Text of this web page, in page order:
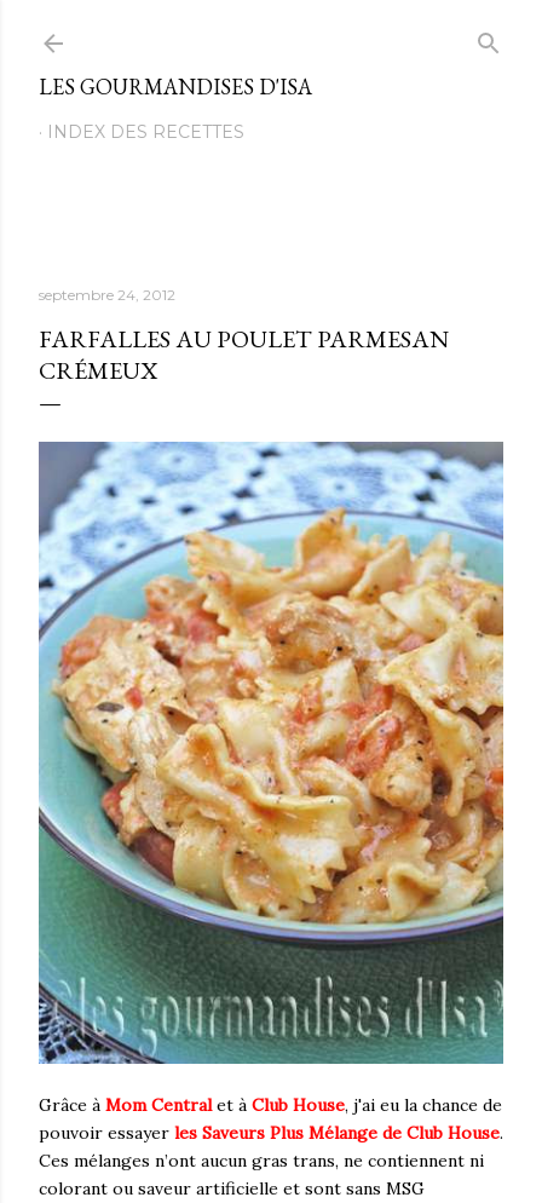
LES GOURMANDISES D'ISA
INDEX DES RECETTES
septembre 24, 2012
FARFALLES AU POULET PARMESAN
CRÉMEUX
Grâce à Mom Central et à Club House, j'ai eu la chance de
pouvoir essayer les Saveurs Plus Mélange de Club House.
Ces mélanges n’ont aucun gras trans, ne contiennent ni
colorant ou saveur artificielle et sont sans MSG